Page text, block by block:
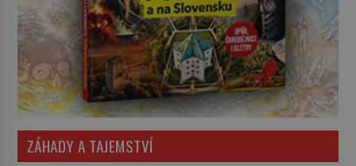
ZÁHADY A TAJEMSTVÍ